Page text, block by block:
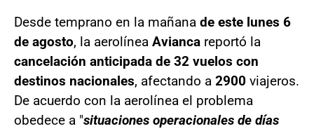
Desde temprano en la mañana de este lunes 6
de agosto, la aerolínea Avianca reportó la
cancelación anticipada de 32 vuelos con
destinos nacionales, afectando a 2900 viajeros.
De acuerdo con la aerolínea el problema
obedece a "situaciones operacionales de días